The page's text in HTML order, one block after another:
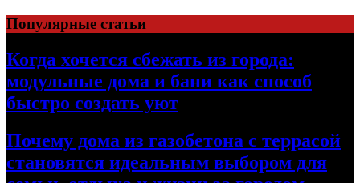
Перейти
к
содержимому
Популярные статьи
Когда хочется сбежать из города:
модульные дома и бани как способ
быстро создать уют
Почему дома из газобетона с террасой
становятся идеальным выбором для